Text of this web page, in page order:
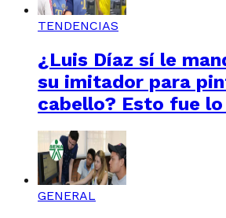
TENDENCIAS
¿Luis Díaz sí le
su imitador para
cabello? Esto fue
GENERAL